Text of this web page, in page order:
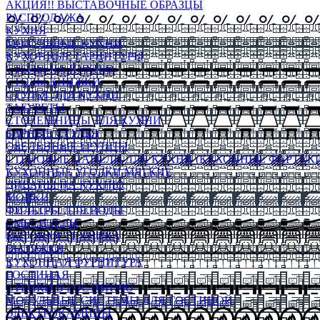
АКЦИЯ!! ВЫСТАВОЧНЫЕ ОБРАЗЦЫ
РАСПРОДАЖА
КУХНЯ
МОДУЛЬНЫЕ КУХНИ
КУХОННЫЕ ГАРНИТУРЫ
СТОЛЫ НА КУХНЮ
СТОЛЫ КНИЖКИ
СТУЛЬЯ ДЛЯ КУХНИ
ТАБУРЕТЫ
СТОЛЕШНИЦЫ ДЛЯ КУХНИ
БАРНЫЕ СТУЛЬЯ
ОБЕДЕННЫЕ ГРУППЫ
СТЕНОВЫЕ ПАНЕЛИ ДЛЯ КУХНИ (КУХОННЫЕ
КУХОННЫЕ УГОЛКИ МЯГКИЕ
ДИВАНЫ НА КУХНЮ
МОЙКИ
ФИЛЬТРЫ ДЛЯ ВОДЫ
СМЕСИТЕЛИ
БЫТОВАЯ ТЕХНИКА
ВЫТЯЖКИ
КУХОННАЯ ФУРНИТУРА
ГОСТИНАЯ
СТЕНКИ В ГОСТИНУЮ
МОДУЛЬНЫЕ СИСТЕМЫ ДЛЯ ГОСТИНОЙ
ЭЛЕКТРОКАМИНЫ